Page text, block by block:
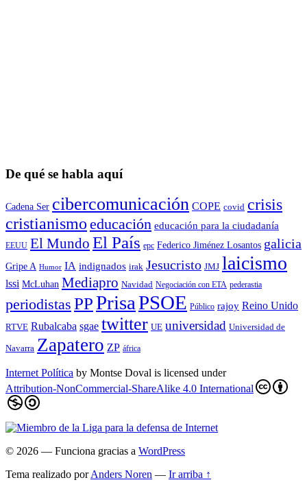
De qué se habla aquí
Cadena Ser cibercomunicación COPE covid crisis
cristianismo educación educación para la ciudadaní­a
EEUU El Mundo El País epc Federico Jiménez Losantos galicia
Gripe A Humor IA indignados irak Jesucristo JMJ laicismo
lssi McLuhan Mediapro Navidad Negociación con ETA pederastia
periodistas PPPrisaPSOE Público rajoy Reino Unido
RTVE Rubalcaba sgae twitter UE universidad Universidad de
Navarra Zapatero ZP áfrica
Internet Política by Montse Doval is licensed under
Attribution-NonCommercial-ShareAlike 4.0 International
© 2026 — Funciona gracias a WordPress
Tema realizado porAnders Noren — Ir arriba ↑